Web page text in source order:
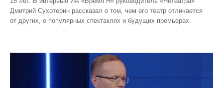
Дмитрий Сухотерин рассказал о том, чем его театр отличается
от других, о популярных спектаклях и будущих премьерах.